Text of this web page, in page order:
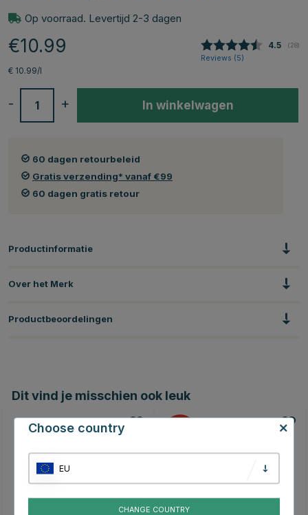
Op voorraad. Levertijd 2-3 dagen
€10.99 4.5 (28)
Reviews (5)
€ 10.99/l
+
- In winkelwagen
60 dagen retourbeleid
Gratis verzending* vanaf €99
60 dagen gratis retour
Productinformatie
Over het Merk
Productbeoordelingen
Dit vind je misschien ook leuk
Choose country
EU
CHANGE COUNTRY